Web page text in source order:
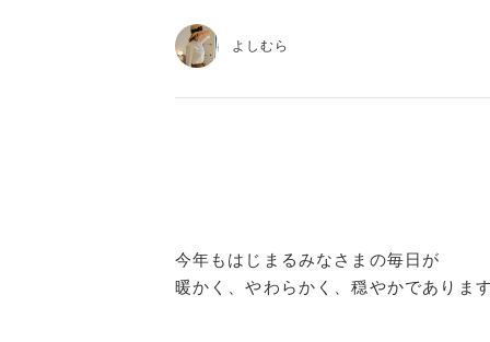
よしむら
今年もはじまるみなさまの毎日が
暖かく、やわらかく、穏やかでありま